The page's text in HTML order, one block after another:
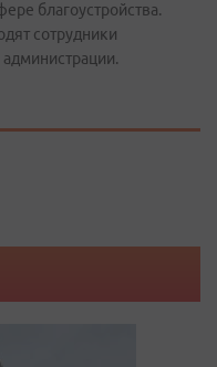
благоустройства.
сотрудники